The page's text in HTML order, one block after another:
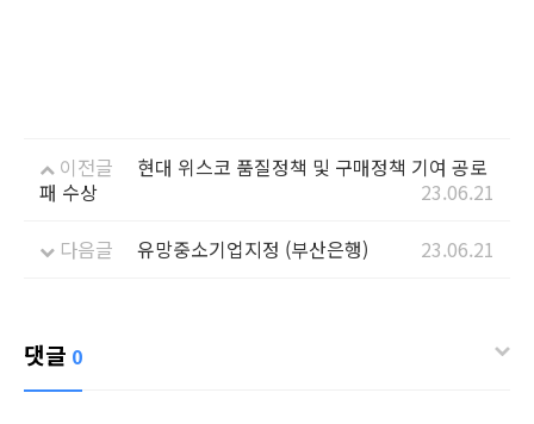
이전글
현대 위스코 품질정책 및 구매정책 기여 공로
패 수상
23.06.21
다음글
유망중소기업지정 (부산은행) 23.06.21
댓글 0